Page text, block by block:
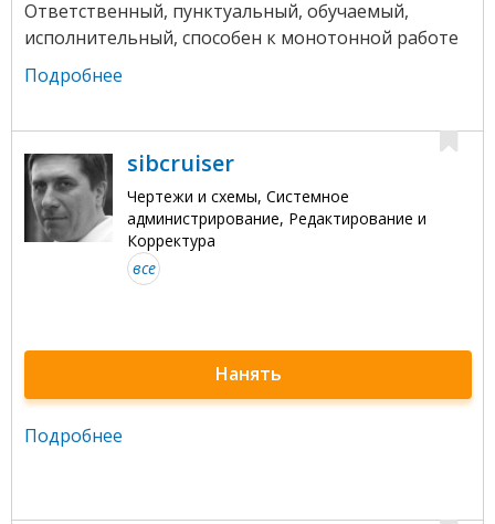
Ответственный, пунктуальный, обучаемый,
исполнительный, способен к монотонной работе
Подробнее
sibcruiser
Чертежи и схемы, Системное
администрирование, Редактирование и
Корректура
все
Нанять
Подробнее